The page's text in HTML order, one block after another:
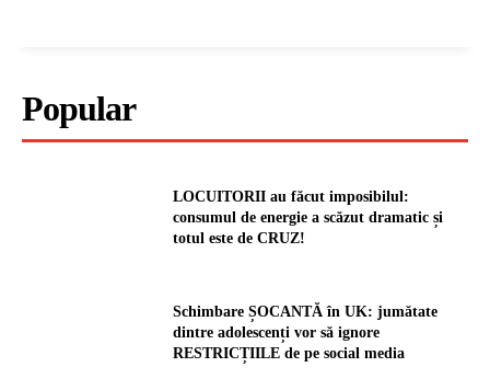
Popular
LOCUITORII au făcut imposibilul:
consumul de energie a scăzut dramatic și
totul este de CRUZ!
Schimbare ȘOCANTĂ în UK: jumătate
dintre adolescenți vor să ignore
RESTRICȚIILE de pe social media